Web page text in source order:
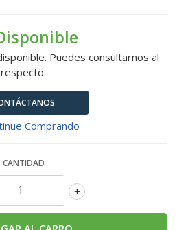
Puedes consultarnos al
respecto.
Comprando
CANTIDAD
+